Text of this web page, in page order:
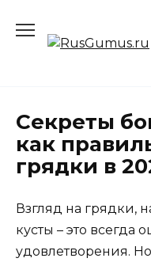
содержанию
Секреты
как
грядки в
Взгляд на грядки,
кусты – это всегда
удовлетворения.